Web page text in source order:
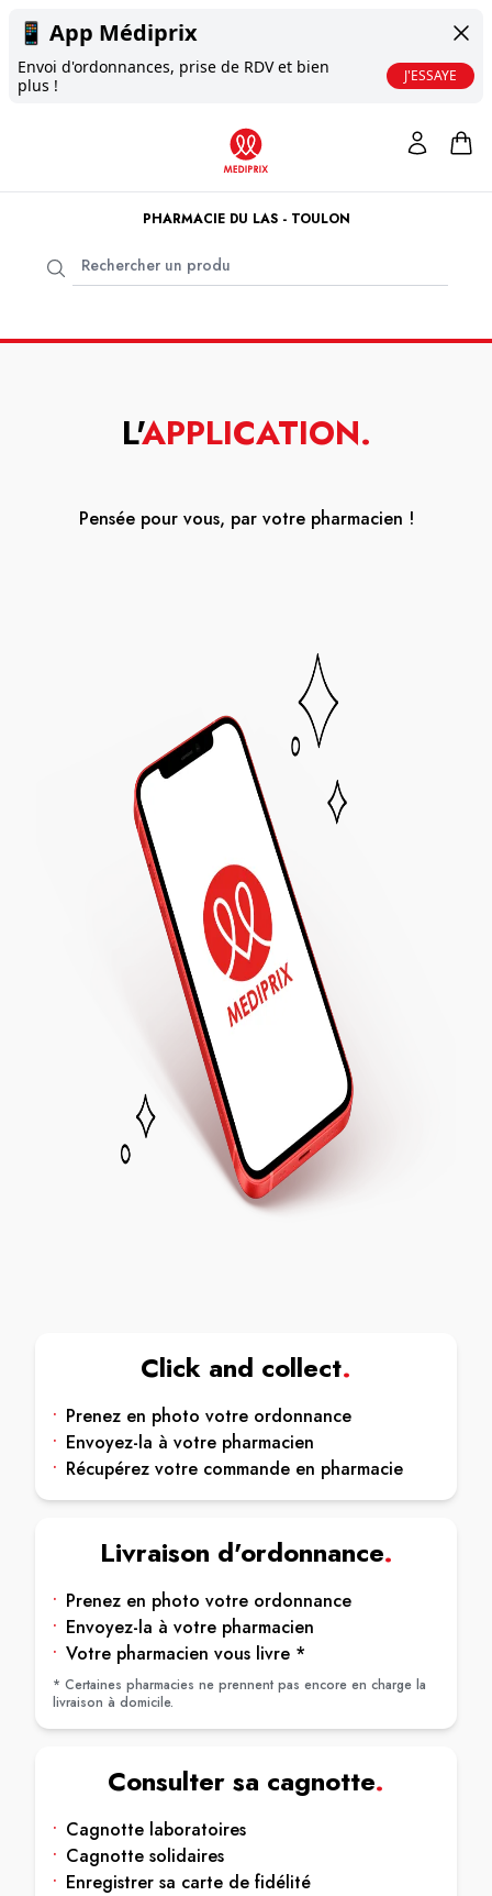
📱 App Médiprix
Envoi d'ordonnances, prise de RDV et bien
plus !
J'ESSAYE
PHARMACIE DU LAS - TOULON
L'APPLICATION.
Pensée pour vous, par votre pharmacien !
Click and collect.
• Prenez en photo votre ordonnance
• Envoyez-la à votre pharmacien
• Récupérez votre commande en pharmacie
Livraison d'ordonnance.
• Prenez en photo votre ordonnance
• Envoyez-la à votre pharmacien
• Votre pharmacien vous livre *
* Certaines pharmacies ne prennent pas encore en charge la
livraison à domicile.
Consulter sa cagnotte.
• Cagnotte laboratoires
• Cagnotte solidaires
• Enregistrer sa carte de fidélité